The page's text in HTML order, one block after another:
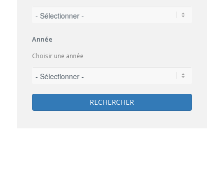
Année
Choisir une année
RECHERCHER